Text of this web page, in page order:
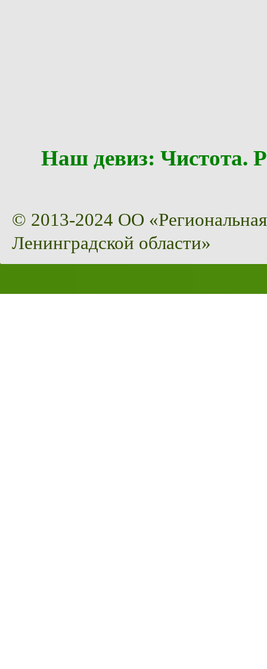
Наш девиз:
© 2013-2024 ОО
Ленинградской области»